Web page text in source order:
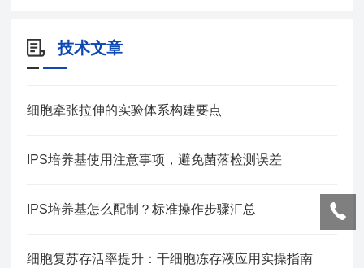
技术文章
细胞牵张拉伸的实验体系构建要点
IPS培养基使用注意事项，避免菌落检测误差
IPS培养基怎么配制？标准操作步骤汇总
细胞复苏存活率提升：干细胞冻存液应用实操指南